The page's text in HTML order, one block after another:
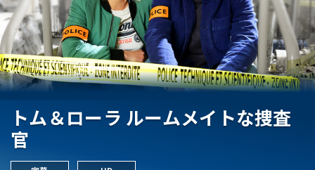
トム＆ローラ ルームメイトな捜査
官